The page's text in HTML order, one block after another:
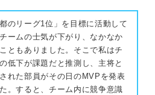
のリーグ1位」を目標に活動して
ームの士気が下がり、なかなか
ともありました。そこで私はチ
低下が課題だと推測し、主将と
れた部員がその日のMVPを発表
。すると、チーム内に競争意識